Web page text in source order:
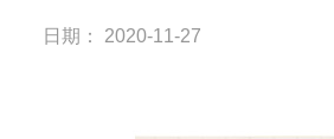
日期： 2020-11-27